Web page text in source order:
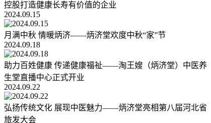
控股打造健康长寿有价值的企业
2024.09.15
月满中秋 情暖炳济——炳济堂欢度中秋“家”节
2024.09.18
助力百姓健康 传递健康福祉——淘王嫂（炳济堂）中医养
生堂直播中心正式开业
2024.09.22
弘扬传统文化 展现中医魅力——炳济堂亮相第八届河北省
旅发大会